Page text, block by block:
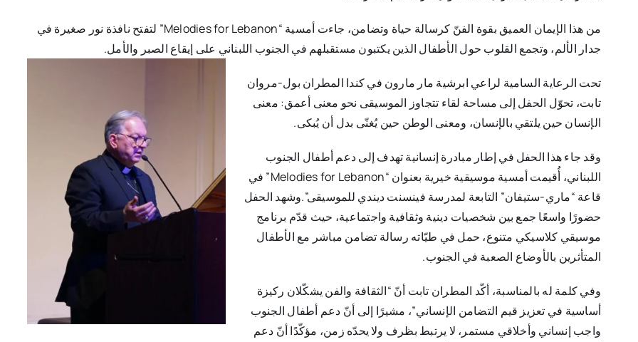
من هذا الإيمان العميق بقوة الفنّ كرسالة حياة وتضامن، جاءت أمسية “Melodies for Lebanon” لتفتح نافذة نور صغيرة في
جدار الألم، وتجمع القلوب حول الأطفال الذين يكتبون مستقبلهم في الجنوب اللبناني على إيقاع الصبر والأمل.
تحت الرعاية السامية لراعي ابرشية مار مارون في كندا المطران بول-مروان
تابت، تحوّل الحفل إلى مساحة لقاء تتجاوز الموسيقى نحو معنى أعمق: معنى
الإنسان حين يلتقي بالإنسان، ومعنى الوطن حين يُغنّى بدل أن يُبكى.
وقد جاء هذا الحفل في إطار مبادرة إنسانية تهدف إلى دعم أطفال الجنوب
اللبناني، أُقيمت أمسية موسيقية خيرية بعنوان “Melodies for Lebanon” في
قاعة “ماري-ستيفان” التابعة لمدرسة فينسنت ديندي للموسيقى”.وشهد الحفل
حضورًا واسعًا جمع بين شخصيات دينية وثقافية واجتماعية، حيث قدّم برنامج
موسيقي كلاسيكي متنوع، حمل في طيّاته رسالة تضامن مباشر مع الأطفال
المتأثرين بالأوضاع الصعبة في الجنوب.
وفي كلمة له بالمناسبة، أكّد المطران تابت أنّ “الثقافة والفن يشكّلان ركيزة
أساسية في تعزيز قيم التضامن الإنساني”، مشيرًا إلى أنّ دعم أطفال الجنوب
واجب إنساني وأخلاقي مستمر، لا يرتبط بظرف ولا يحدّه زمن، مؤكّدًا أنّ دعم